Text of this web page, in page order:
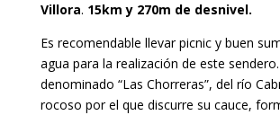
Villora. 15km y 270m de desnivel.
Es recomendable llevar picnic y buen
agua para la realización de este
denominado “Las Chorreras”, del río
rocoso por el que discurre su cauce,